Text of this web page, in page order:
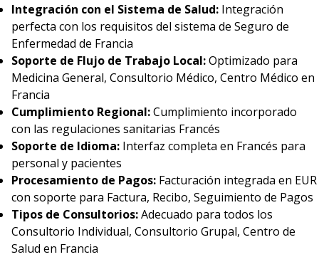
Integración con el Sistema de Salud: Integración
perfecta con los requisitos del sistema de Seguro de
Enfermedad de Francia
Soporte de Flujo de Trabajo Local:Optimizado para
Medicina General, Consultorio Médico, Centro Médico en
Francia
Cumplimiento Regional:Cumplimiento incorporado
con las regulaciones sanitarias Francés
Soporte de Idioma: Interfaz completa en Francés para
personal y pacientes
Procesamiento de Pagos: Facturación integrada en EUR
con soporte para Factura, Recibo, Seguimiento de Pagos
Tipos de Consultorios:Adecuado para todos los
Consultorio Individual, Consultorio Grupal, Centro de
Salud en Francia